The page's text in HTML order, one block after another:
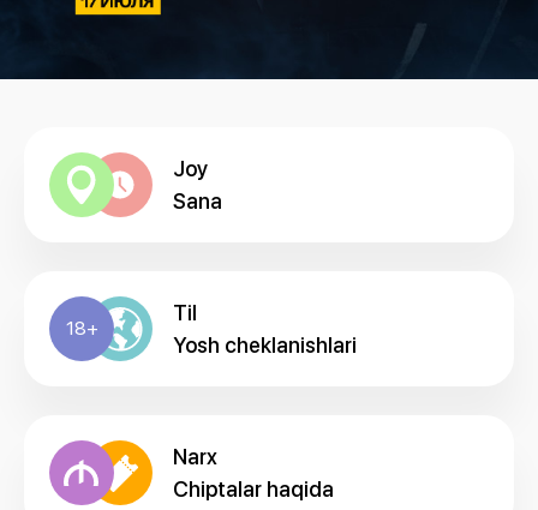
Joy
Sana
18+
Til
Yosh cheklanishlari
Narx
Chiptalar haqida